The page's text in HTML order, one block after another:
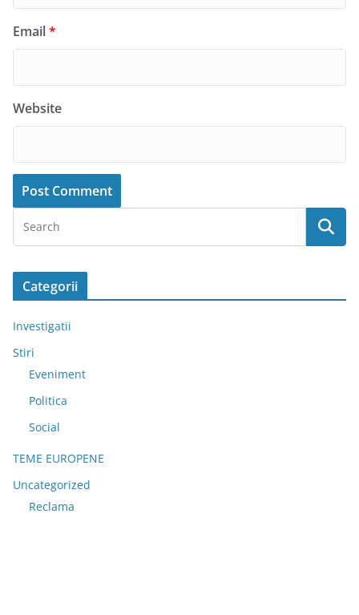
Email*
Website
Categorii
Investigatii
Stiri
Eveniment
Politica
Social
TEME EUROPENE
Uncategorized
Reclama